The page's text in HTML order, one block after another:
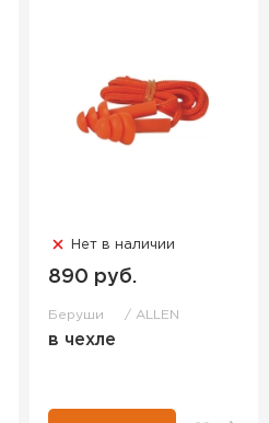
Нет в наличии
890 руб.
Беруши ALLEN
в чехле